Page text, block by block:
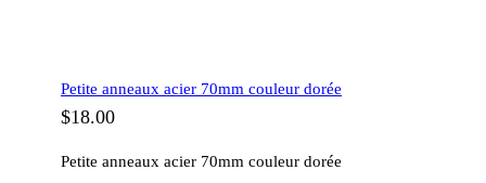
Petite anneaux acier 70mm couleur dorée
$18.00
Petite anneaux acier 70mm couleur dorée